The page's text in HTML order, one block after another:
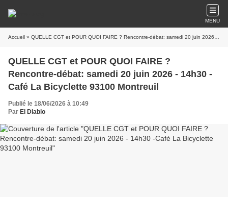
MENU
Accueil » QUELLE CGT et POUR QUOI FAIRE ? Rencontre-débat: samedi 20 juin 2026 - 14h30 -Café La Bicyclette 93100 Montreuil
QUELLE CGT et POUR QUOI FAIRE ?
Rencontre-débat: samedi 20 juin 2026 - 14h30 -
Café La Bicyclette 93100 Montreuil
Publié le 18/06/2026 à 10:49
Par El Diablo